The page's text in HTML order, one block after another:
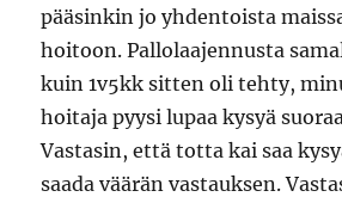
pääsinkin jo yhdentoista
hoitoon. Pallolaajennusta
kuin 1v5kk sitten oli tehty,
hoitaja pyysi lupaa kysyä
Vastasin, että totta kai saa
saada väärän vastauksen.